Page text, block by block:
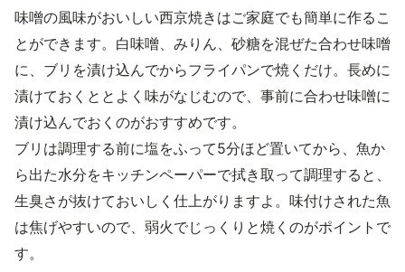
味噌の風味がおいしい西京焼きはご家庭でも簡単に作るこ
とができます。白味噌、みりん、砂糖を混ぜた合わせ味噌
に、ブリを漬け込んでからフライパンで焼くだけ。長めに
漬けておくととよく味がなじむので、事前に合わせ味噌に
漬け込んでおくのがおすすめです。
ブリは調理する前に塩をふって5分ほど置いてから、魚か
ら出た水分をキッチンペーパーで拭き取って調理すると、
生臭さが抜けておいしく仕上がりますよ。味付けされた魚
は焦げやすいので、弱火でじっくりと焼くのがポイントで
す。